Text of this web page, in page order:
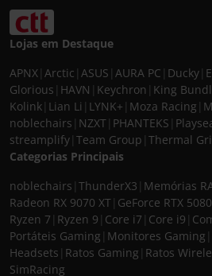
Lojas em Destaque
APNX Arctic ASUS AURA PC Ducky
Glorious HAVN Keychron King
Kolink Lian Li LYNK+ Moza Racing
noblechairs NZXT PHANTEKS
streamplify Team Group Thermal
Categorias Principais
noblechairs ThunderX3 Memórias
Radeon RX 9070 XT GeForce RTX 5080
Ryzen 7 Ryzen 9 Core i7 Core i9
Portáteis Gaming Monitores Gaming
Headsets Ratos Gaming Ratos
SimRacing